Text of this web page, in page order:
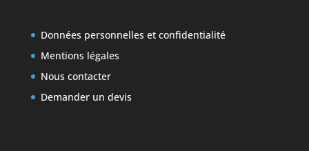
Données personnelles et confidentialité
Mentions légales
Nous contacter
Demander un devis